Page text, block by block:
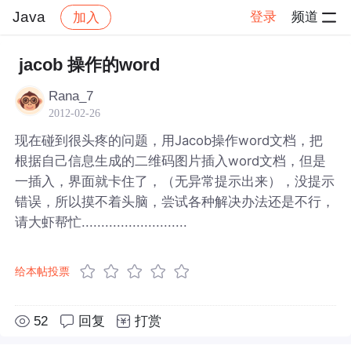
Java 加入 登录 频道
社区 Java 帖子详情
jacob 操作的word
Rana_7
2012-02-26
现在碰到很头疼的问题，用Jacob操作word文档，把
根据自己信息生成的二维码图片插入word文档，但是
一插入，界面就卡住了，（无异常提示出来），没提示
错误，所以摸不着头脑，尝试各种解决办法还是不行，
请大虾帮忙...........................
给本帖投票
52 回复 打赏